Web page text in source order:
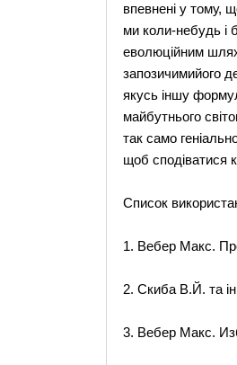
впевнені у тому,
ми коли-небудь і
еволюційним
запозичимийого
якусь іншу
майбутнього
так само
щоб сподіватися
Список
1. Вебер Макс.
2. Скиба В.Й. та
3. Вебер Макс.